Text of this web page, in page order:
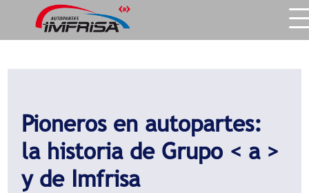
Pioneros en autopartes:
la historia de Grupo < a >
y de Imfrisa